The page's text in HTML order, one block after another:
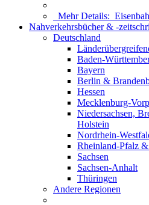
Mehr Details:
Nahverkehrsbücher & -
Deutschland
Baden-
Bayern
Berlin &
Hessen
Mecklenburg-
Niedersachsen,
Holstein
Nordrhein-
Rheinland-Pfalz &
Sachsen
Sachsen-Anhalt
Thüringen
Andere Regionen